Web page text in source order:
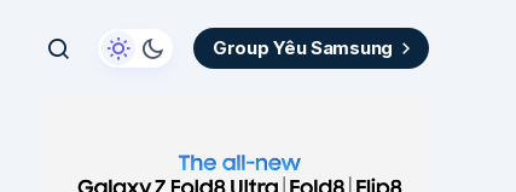
Group Yêu Samsung